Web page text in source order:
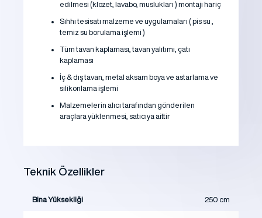
edilmesi (klozet, lavabo, muslukları ) montajı hariç
Sıhhı tesisatı malzeme ve uygulamaları ( pis su ,
temiz su borulama işlemi )
Tüm tavan kaplaması, tavan yalıtımı, çatı
kaplaması
İç & dış tavan, metal aksam boya ve astarlama ve
silikonlama işlemi
Malzemelerin alıcı tarafından gönderilen
araçlara yüklenmesi, satıcıya aittir
Teknik Özellikler
Bina Yüksekliği 250 cm